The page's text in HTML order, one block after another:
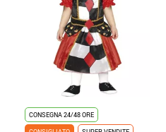
CONSEGNA 24/48 ORE